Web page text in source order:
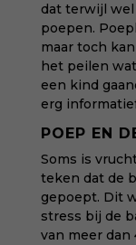
dat terwijl wel
poepen.
maar toch
het peilen
een kind
erg
POEP EN
Soms is
teken dat de
gepoept. Dit
stress bij de
van meer dan